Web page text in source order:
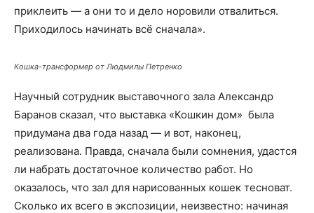
приклеить — а они то и дело норовили отвалиться.
Приходилось начинать всё сначала».
Кошка-трансформер от Людмилы Петренко
Научный сотрудник выставочного зала Александр
Баранов сказал, что выставка «Кошкин дом» была
придумана два года назад — и вот, наконец,
реализована. Правда, сначала были сомнения, удастся
ли набрать достаточное количество работ. Но
оказалось, что зал для нарисованных кошек тесноват.
Сколько их всего в экспозиции, неизвестно: начиная